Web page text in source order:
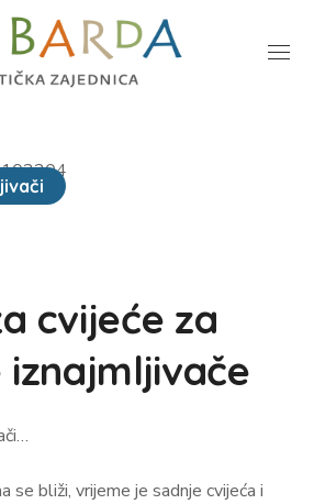
cvijeće za
se bliži, vrijeme je sadnje cvijeća i